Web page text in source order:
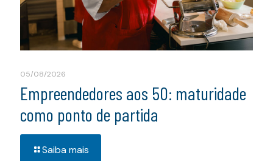
05/08/2026
Empreendedores aos 50: maturidade
como ponto de partida
Saiba mais